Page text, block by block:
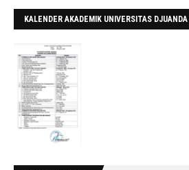
KALENDER AKADEMIK UNIVERSITAS